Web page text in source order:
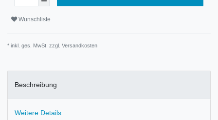
Wunschliste
* inkl. ges. MwSt. zzgl. Versandkosten
Beschreibung
Weitere Details